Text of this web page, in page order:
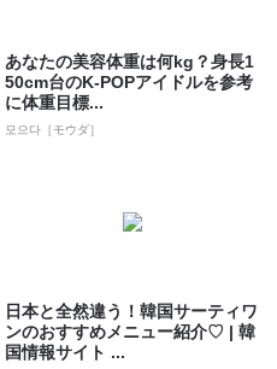
あなたの美容体重は何kg？身長1
50cm台のK-POPアイドルを参考
に体重目標...
모으다［モウダ］
日本と全然違う！韓国サーティワ
ンのおすすめメニュー紹介♡ | 韓
国情報サイト ...